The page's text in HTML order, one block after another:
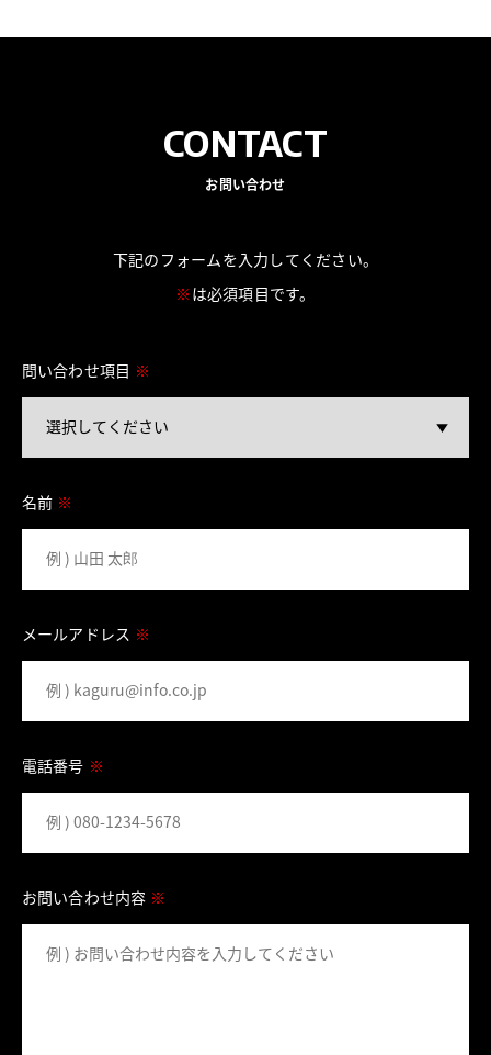
CONTACT
お問い合わせ
下記のフォームを入力してください。
※ は必須項目です。
問い合わせ項目 ※
名前 ※
メールアドレス ※
電話番号 ※
お問い合わせ内容 ※